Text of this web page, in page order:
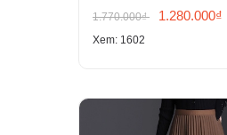
1.770.000₫ 1.280.000₫
Xem: 1602